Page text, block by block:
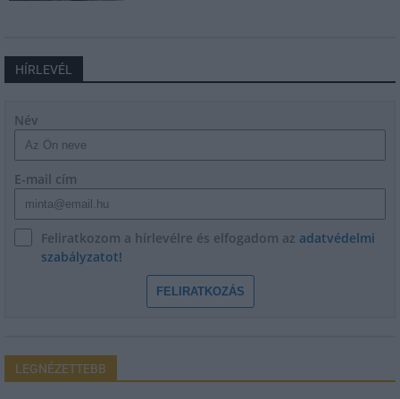
HÍRLEVÉL
Név
E-mail cím
Feliratkozom a hírlevélre és elfogadom az adatvédelmi
szabályzatot!
FELIRATKOZÁS
LEGNÉZETTEBB